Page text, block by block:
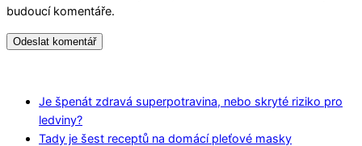
budoucí komentáře.
Je špenát zdravá superpotravina, nebo skryté riziko pro
ledviny?
Tady je šest receptů na domácí pleťové masky